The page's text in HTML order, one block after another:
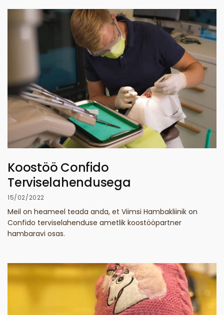
Koostöö Confido
Terviselahendusega
15/02/2022
Meil on heameel teada anda, et Viimsi Hambakliinik on
Confido terviselahenduse ametlik koostööpartner
hambaravi osas.